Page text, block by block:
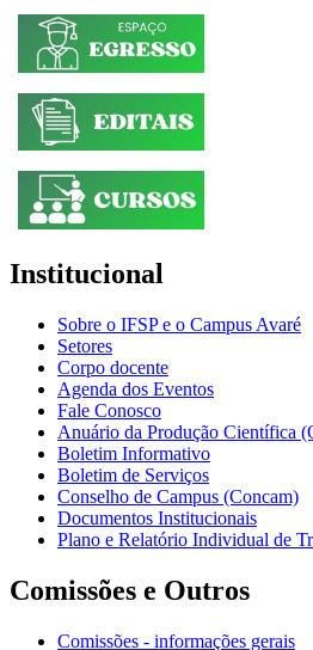
Institucional
Sobre o IFSP e o Campus Avaré
Setores
Corpo docente
Agenda dos Eventos
Fale Conosco
Anuário da Produção Científica
Boletim Informativo
Boletim de Serviços
Conselho de Campus (Concam)
Documentos Institucionais
Plano e Relatório Individual de
Comissões e Outros
Comissões - informações gerais